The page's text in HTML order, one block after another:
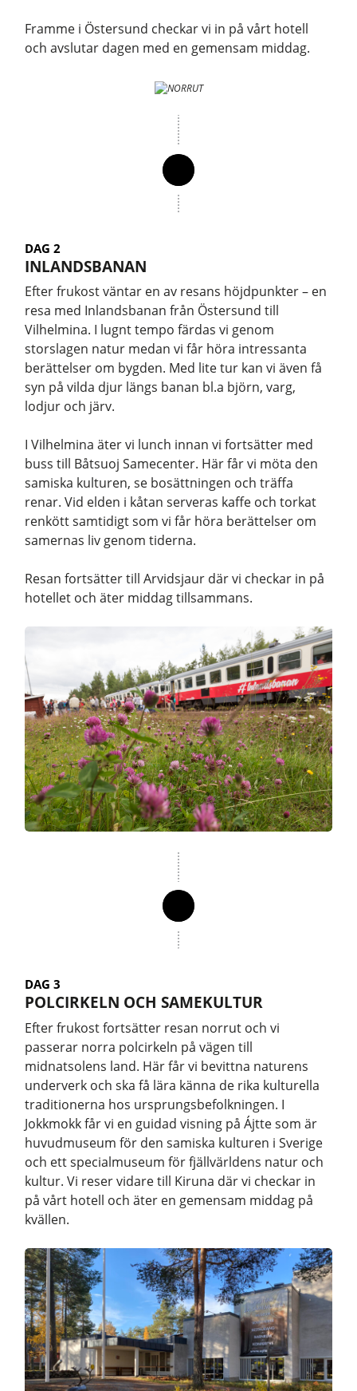
Framme i Östersund checkar vi in på vårt hotell
och avslutar dagen med en gemensam middag.
DAG 2
INLANDSBANAN
Efter frukost väntar en av resans höjdpunkter – en
resa med Inlandsbanan från Östersund till
Vilhelmina. I lugnt tempo färdas vi genom
storslagen natur medan vi får höra intressanta
berättelser om bygden. Med lite tur kan vi även få
syn på vilda djur längs banan bl.a björn, varg,
lodjur och järv.
I Vilhelmina äter vi lunch innan vi fortsätter med
buss till Båtsuoj Samecenter. Här får vi möta den
samiska kulturen, se bosättningen och träffa
renar. Vid elden i kåtan serveras kaffe och torkat
renkött samtidigt som vi får höra berättelser om
samernas liv genom tiderna.
Resan fortsätter till Arvidsjaur där vi checkar in på
hotellet och äter middag tillsammans.
DAG 3
POLCIRKELN OCH SAMEKULTUR
Efter frukost fortsätter resan norrut och vi
passerar norra polcirkeln på vägen till
midnatsolens land. Här får vi bevittna naturens
underverk och ska få lära känna de rika kulturella
traditionerna hos ursprungsbefolkningen. I
Jokkmokk får vi en guidad visning på Ájtte som är
huvudmuseum för den samiska kulturen i Sverige
och ett specialmuseum för fjällvärldens natur och
kultur. Vi reser vidare till Kiruna där vi checkar in
på vårt hotell och äter en gemensam middag på
kvällen.